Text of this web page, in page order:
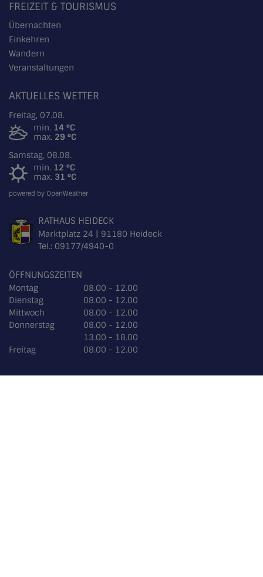
FREIZEIT & TOURISMUS
Übernachten
Einkehren
Wandern
Veranstaltungen
AKTUELLES WETTER
Freitag, 07.08.
min. 14 °C
max. 29 °C
Samstag, 08.08.
min. 12 °C
max. 31 °C
powered by OpenWeather
RATHAUS HEIDECK
Marktplatz 24 | 91180 Heideck
Tel.: 09177/4940-0
ÖFFNUNGSZEITEN
Montag
08.00 - 12.00
Dienstag
08.00 - 12.00
Mittwoch
08.00 - 12.00
Donnerstag
08.00 - 12.00
13.00 - 18.00
Freitag
08.00 - 12.00